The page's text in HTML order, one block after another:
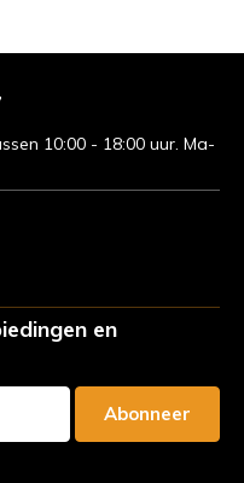
in Frankrijk met
Bahns
in Frankrijk met
van den Broek
in Frankrijk - Ruige
!
10:00 - 18:00 uur. Ma-
en
Abonneer